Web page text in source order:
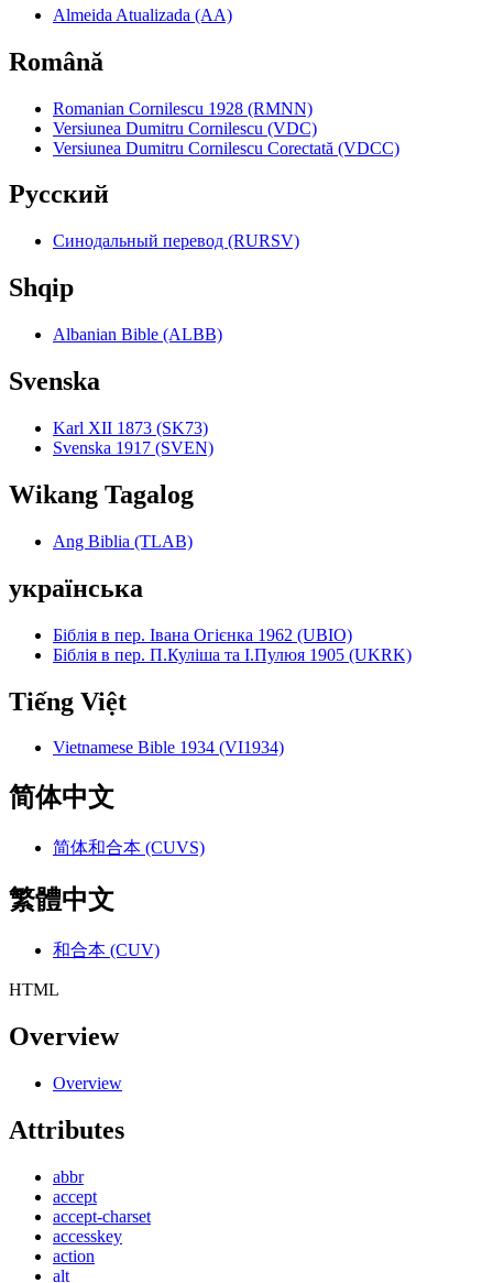
Almeida Atualizada (AA)
Română
Romanian Cornilescu 1928 (RMNN)
Versiunea Dumitru Cornilescu (VDC)
Versiunea Dumitru Cornilescu Corectată (VDCC)
Pyccкий
Синодальный перевод (RURSV)
Shqip
Albanian Bible (ALBB)
Svenska
Karl XII 1873 (SK73)
Svenska 1917 (SVEN)
Wikang Tagalog
Ang Biblia (TLAB)
українська
Біблія в пер. Івана Огієнка 1962 (UBIO)
Біблія в пер. П.Куліша та І.Пулюя 1905 (UKRK)
Tiếng Việt
Vietnamese Bible 1934 (VI1934)
简体中文
简体和合本 (CUVS)
繁體中文
和合本 (CUV)
HTML
Overview
Overview
Attributes
abbr
accept
accept-charset
accesskey
action
alt